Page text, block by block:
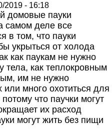
2019 - 16:18
домовые пауки
самом деле все
в том, что пауки
укрыться от холода
как паукам не нужно
тела, как теплокровным
им не нужно
или много охотиться для
что паучки могут
их расход
могут жить без пищи